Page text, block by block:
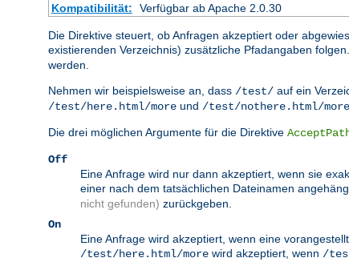
Kompatibilität:
Verfügbar ab Apache 2.0.30
Die Direktive steuert, ob Anfragen akzeptiert oder
existierenden Verzeichnis) zusätzliche Pfadangaben
werden.
Nehmen wir beispielsweise an, dass /test/ auf ein
/test/here.html/more und /test/nothere.html/more
Die drei möglichen Argumente für die Direktive
Off
Eine Anfrage wird nur dann akzeptiert, wenn sie
einer nach dem tatsächlichen Dateinamen
nicht gefunden) zurückgeben.
On
Eine Anfrage wird akzeptiert, wenn eine
/test/here.html/more wird akzeptiert, wenn /